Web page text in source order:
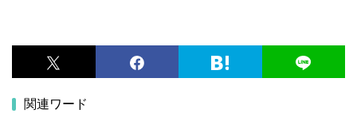
関連ワード